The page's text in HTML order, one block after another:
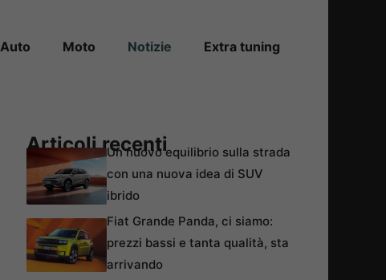
Auto Moto Notizie Extra tuning
Articoli recentiUn nuovo equilibrio sulla strada
con una nuova idea di SUV
ibrido
Fiat Grande Panda, ci siamo:
prezzi bassi e tanta qualità, sta
arrivando